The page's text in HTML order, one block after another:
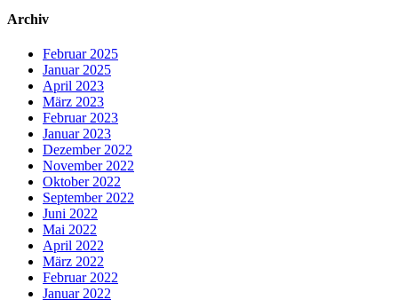
Archiv
Februar 2025
Januar 2025
April 2023
März 2023
Februar 2023
Januar 2023
Dezember 2022
November 2022
Oktober 2022
September 2022
Juni 2022
Mai 2022
April 2022
März 2022
Februar 2022
Januar 2022